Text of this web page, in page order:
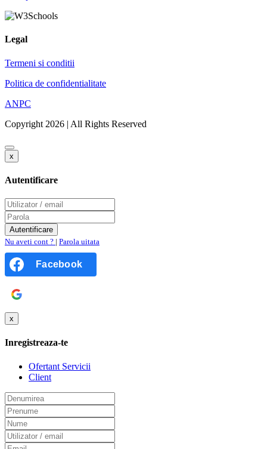
Legal
Termeni si conditii
Politica de confidentialitate
ANPC
Copyright 2026 | All Rights Reserved
x
Autentificare
Nu aveti cont ? | Parola uitata
Facebook
x
Inregistreaza-te
Ofertant Servicii
Client